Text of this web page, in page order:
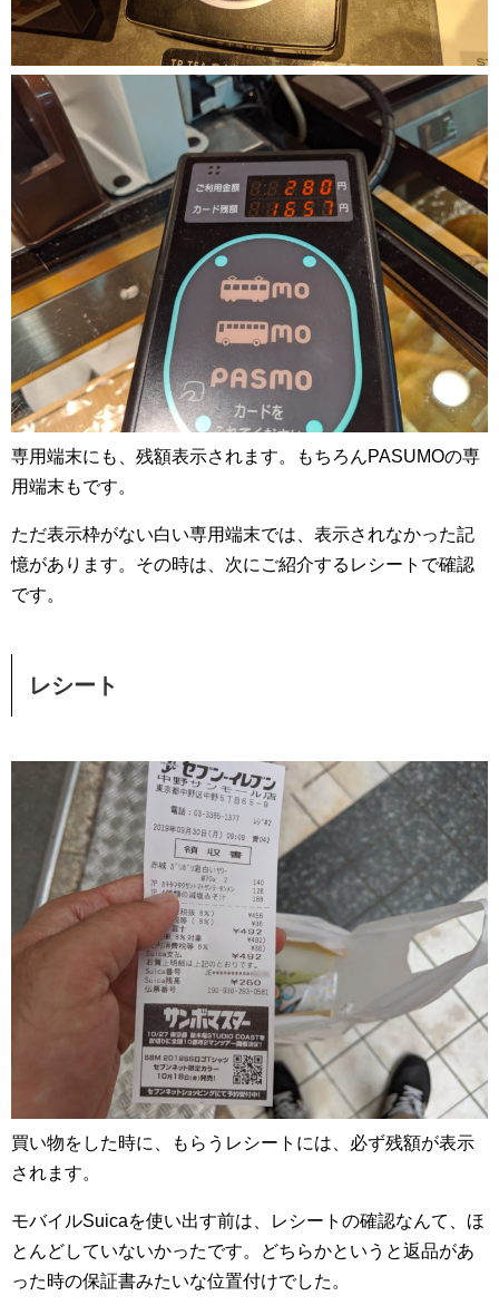
専用端末にも、残額表示されます。もちろんPASUMOの専
用端末もです。
ただ表示枠がない白い専用端末では、表示されなかった記
憶があります。その時は、次にご紹介するレシートで確認
です。
レシート
買い物をした時に、もらうレシートには、必ず残額が表示
されます。
モバイルSuicaを使い出す前は、レシートの確認なんて、ほ
とんどしていないかったです。どちらかというと返品があ
った時の保証書みたいな位置付けでした。